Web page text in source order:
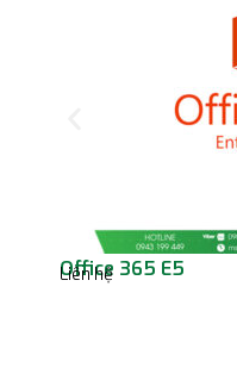
Office 365 E5
Liên hệ